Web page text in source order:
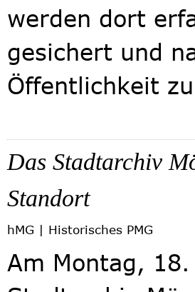
werden dort
gesichert und
Öffentlichkeit
Das Stadtarchiv
Standort
hMG | Historisches PMG
Am Montag,